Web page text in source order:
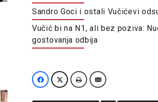
Sandro Goci i ostali Vučićevi
Vučić bi na N1, ali bez poziva:
gostovanja odbija